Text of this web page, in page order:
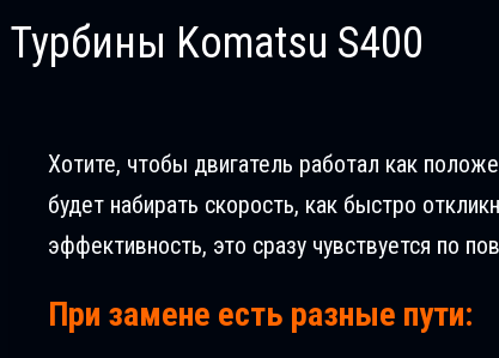
Турбины Komatsu S400
Хотите, чтобы двигатель работал как
будет набирать скорость, как быстро
эффективность, это сразу чувствуется по
При замене есть разные пути: